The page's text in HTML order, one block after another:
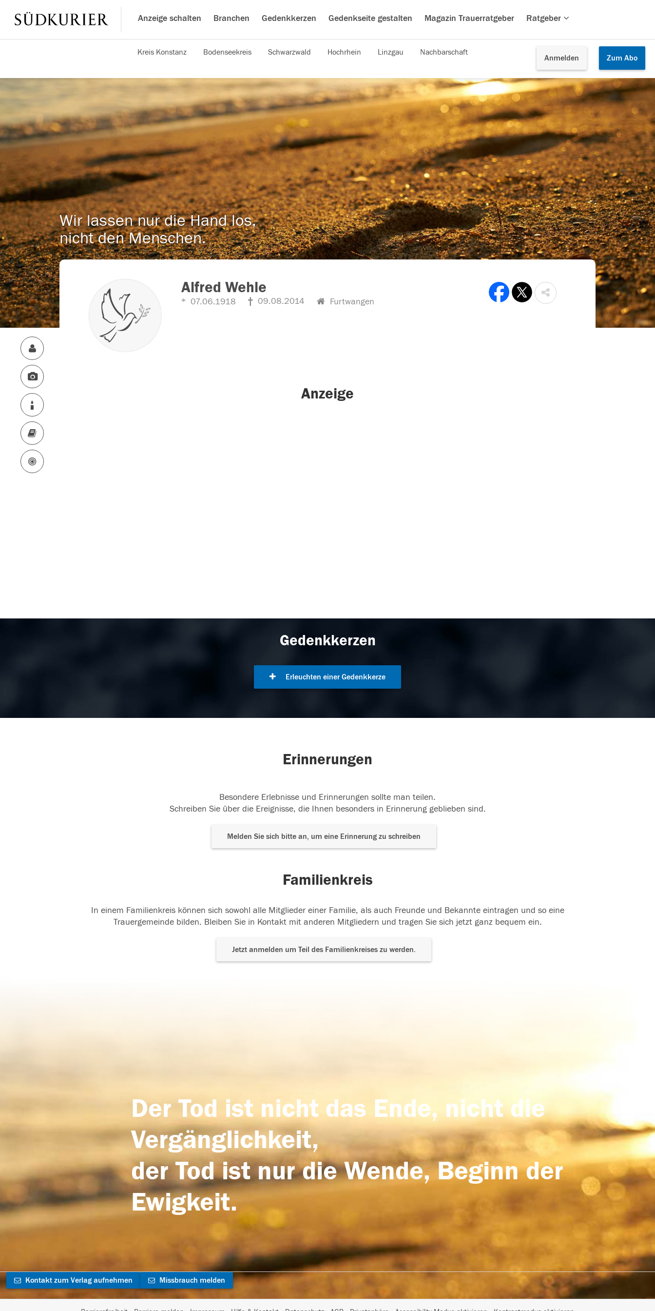
Anzeige schalten Branchen Gedenkkerzen Gedenkseite gestalten Magazin Trauerratgeber Ratgeber
Anmelden Zum Abo
Kreis Konstanz Bodenseekreis Schwarzwald Hochrhein Linzgau Nachbarschaft
Wir lassen nur die Hand los,
nicht den Menschen.
Alfred Wehle
07.06.1918 09.08.2014 Furtwangen
Anzeige
Gedenkkerzen
Erleuchten einer Gedenkkerze
Erinnerungen
Besondere Erlebnisse und Erinnerungen sollte man teilen.
Schreiben Sie über die Ereignisse, die Ihnen besonders in Erinnerung geblieben sind.
Melden Sie sich bitte an, um eine Erinnerung zu schreiben
Familienkreis
In einem Familienkreis können sich sowohl alle Mitglieder einer Familie, als auch Freunde und Bekannte eintragen und so eine
Trauergemeinde bilden. Bleiben Sie in Kontakt mit anderen Mitgliedern und tragen Sie sich jetzt ganz bequem ein.
Jetzt anmelden um Teil des Familienkreises zu werden.
Der Tod ist nicht das Ende, nicht die
Vergänglichkeit,
der Tod ist nur die Wende, Beginn der
Ewigkeit.
Kontakt zum Verlag aufnehmen Missbrauch melden